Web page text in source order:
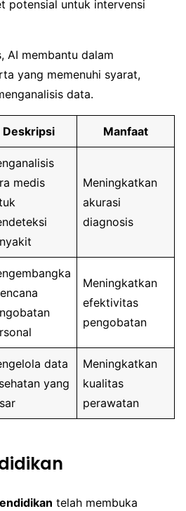
potensial untuk intervensi
AI membantu dalam
yang memenuhi syarat,
data.
Deskripsi Manfaat
medis
Meningkatkan
akurasi
diagnosis
Meningkatkan
efektivitas
pengobatan
data
yang
Meningkatkan
kualitas
perawatan
telah membuka